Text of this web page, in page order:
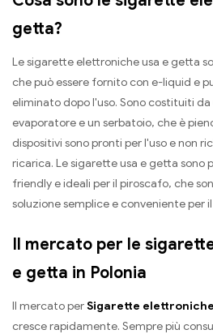
getta?
Le sigarette elettroniche usa e getta
che può essere fornito con e-liquid e
eliminato dopo l'uso. Sono costituiti
evaporatore e un serbatoio, che è
dispositivi sono pronti per l'uso e non
ricarica. Le sigarette usa e getta sono
friendly e ideali per il piroscafo, che
soluzione semplice e conveniente per
Il mercato per le
e getta in Polonia
Il mercato perSigarette
cresce rapidamente. Sempre più